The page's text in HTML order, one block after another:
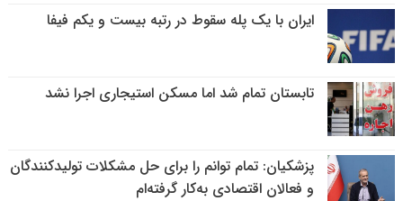
ایران با یک پله سقوط در رتبه بیست و یکم فیفا
تابستان تمام شد اما مسکن استیجاری اجرا نشد
پزشکیان: تمام توانم را برای حل مشکلات تولیدکنندگان
و فعالان اقتصادی به‌کار گرفته‌ام